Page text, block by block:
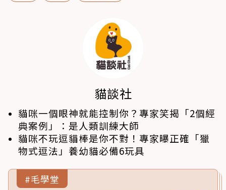
貓談社
貓咪一個眼神就能控制你？專家笑揭「2個經
典案例」：是人類訓練大師
貓咪不玩逗貓棒是你不對！專家曝正確「獵
物式逗法」養幼貓必備6玩具
#毛學堂